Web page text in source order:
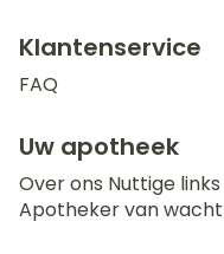
Klantenservice
FAQ
Uw apotheek
Over ons Nuttige links
Apotheker van wacht